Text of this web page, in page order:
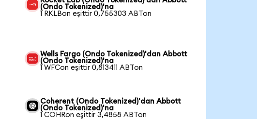
(Ondo Tokenized)'na
1 RKLBon eşittir 0,755303 ABTon
Wells Fargo (Ondo Tokenized)'dan Abbott
(Ondo Tokenized)'na
1 WFCon eşittir 0,813411 ABTon
Coherent (Ondo Tokenized)'dan Abbott
(Ondo Tokenized)'na
1 COHRon eşittir 3,4858 ABTon